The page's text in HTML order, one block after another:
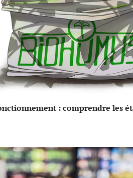
: comprendre les